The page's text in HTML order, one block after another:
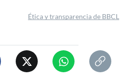
Ética y transparencia de BBCL